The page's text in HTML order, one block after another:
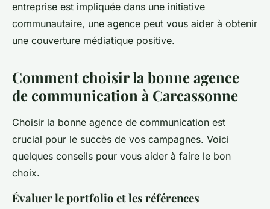
entreprise est impliquée dans une initiative
communautaire, une agence peut vous aider à obtenir
une couverture médiatique positive.
Comment choisir la bonne agence
de communication à Carcassonne
Choisir la bonne agence de communication est
crucial pour le succès de vos campagnes. Voici
quelques conseils pour vous aider à faire le bon
choix.
Évaluer le portfolio et les références